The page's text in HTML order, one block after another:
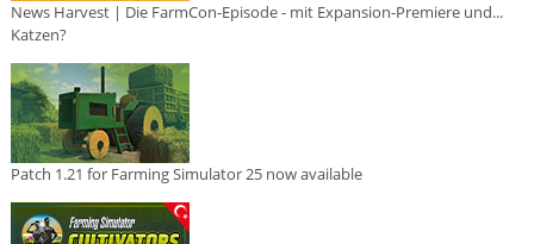
News Harvest | Die FarmCon-Episode - mit Expansion-Premiere und...
Katzen?
Patch 1.21 for Farming Simulator 25 now available